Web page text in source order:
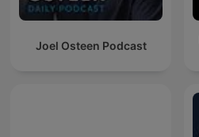
Joel Osteen Podcast